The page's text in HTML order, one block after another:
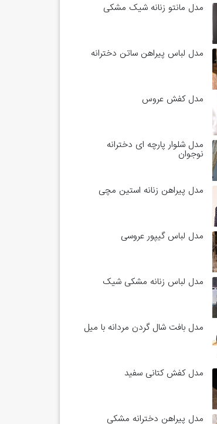
مدل مانتو زنانه شیک مشکی
مدل لباس پیراهن ساتن دخترانه
مدل کفش عروس
مدل شلوار پارچه ای دخترانه
نوجوان
مدل پیراهن زنانه استین مچی
مدل لباس گیپور عروسی
مدل لباس زنانه مشکی شیک
مدل بافت شال گردن مردانه با میل
مدل کفش کتانی سفید
مدل پیراهن دخترانه مشکی